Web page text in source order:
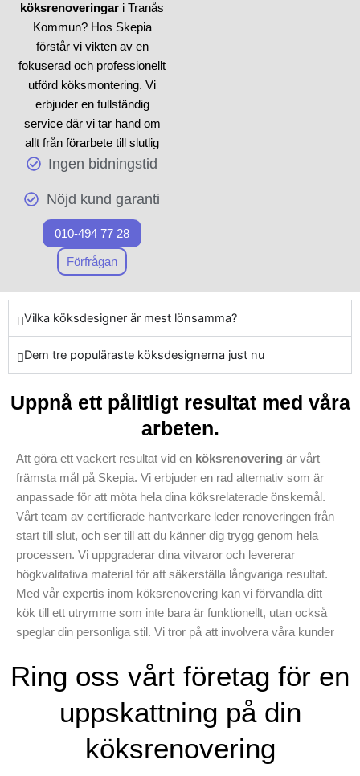
vi säkerställa att ditt nya kök
inte bara är funktionellt utan
också snyggt och långlivat i
många år framåt.
köksrenoveringar i Tranås
Kommun? Hos Skepia
förstår vi vikten av en
fokuserad och professionellt
utförd köksmontering. Vi
erbjuder en fullständig
service där vi tar hand om
allt från förarbete till slutlig
köksmontering. Våra
med de bästa materialen för
att garantera att varje
köksrenovering motsvarar
dina förhoppningar. Våra
tjänster är flexibla för att
passa dina individuella
preferenser, och vi ser till att
din vision blir verklighet när
vi renoverar ditt kök i Tranås
Kommun. Vare sig det
handlar om uppgraderade
stommar eller en fullständig
erfarenheten och förmågan
för att skapa perfekta
resultat. Skepia levererar en
unik upplevelse som
garanterar att varje projekt,
från första kontakt till
färdigställande, utförs med
perfektion och dedikation.
Välj oss för att ge ditt kök det
uppgradering det förtjänar. Ta
komma igång mot ditt unikt
designade kök i Tranås
Kommun och upptäck hur vi
kan bistå dig med din nästa
köksrenovering
anpassad köksmontering.
Ingen bidningstid
Nöjd kund garanti
010-494 77 28
Förfrågan
Vilka köksdesigner är mest lönsamma?
Dem tre populäraste köksdesignerna just nu
Uppnå ett pålitligt resultat med våra
arbeten.
Att göra ett vackert resultat vid en köksrenovering är vårt
främsta mål på Skepia. Vi erbjuder en rad alternativ som är
anpassade för att möta hela dina köksrelaterade önskemål.
Vårt team av certifierade hantverkare leder renoveringen från
start till slut, och ser till att du känner dig trygg genom hela
processen. Vi uppgraderar dina vitvaror och levererar
högkvalitativa material för att säkerställa långvariga resultat.
Med vår expertis inom köksrenovering kan vi förvandla ditt
kök till ett utrymme som inte bara är funktionellt, utan också
speglar din personliga stil. Vi tror på att involvera våra kunder
detalj motsvarar deras förväntningar. Våra tjänster inkluderar
allt från design och organisering till uppbyggnad, vilket innebär
att du har en fullständig lösning från en enda pålitlig källa. Så
om du letar efter en professionell köksrenovering i Tranås
Kommun där resultatet alltid är i fokus, låt Skepia vara ditt val
för ett hållbart och vackert hem. Ta del av hela våra tjänster
Ring oss vårt företag för en
uppskattning på din
köksrenovering